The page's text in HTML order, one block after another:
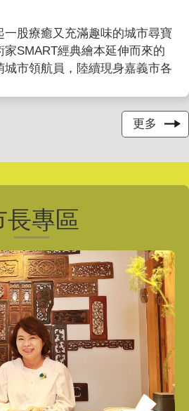
股療癒又充滿趣味的城市尋寶
SMART經典繪本延伸而來的
城市領航員，陸續現身嘉義市各
尋找大白熊」的熱潮加溫，吸引
更多
長專區